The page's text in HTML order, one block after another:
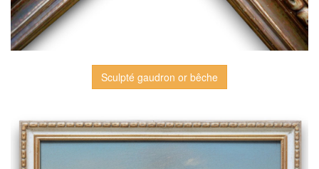
Sculpté gaudron or bêche